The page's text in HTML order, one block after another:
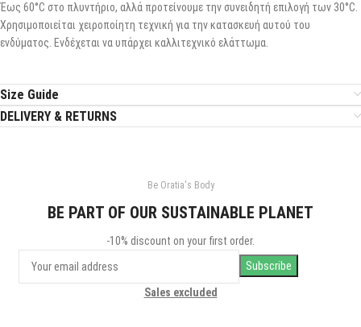
Έως 60°C στο πλυντήριο, αλλά προτείνουμε την συνειδητή επιλογή των 30°C.
Χρησιμοποιείται χειροποίητη τεχνική για την κατασκευή αυτού του
ενδύματος. Ενδέχεται να υπάρχει καλλιτεχνικό ελάττωμα.
Size Guide
DELIVERY & RETURNS
Be Oratia's Body
BE PART OF OUR SUSTAINABLE PLANET
-10% discount on your first order.
Sales excluded